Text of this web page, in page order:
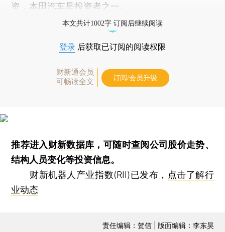
资，本田汽车是投资者之一。
本文共计1002字 订阅后继续阅读
登录 后获取已订阅的阅读权限
财新通会员
可畅读全文
订阅/会员升级
推荐进入财新数据库 ，可随时查阅公司股价走势、
结构人员变化等投资信息。
财新机器人产业指数(RII)已发布， 点击了解行
业动态
责任编辑：贺信 | 版面编辑：李东昊